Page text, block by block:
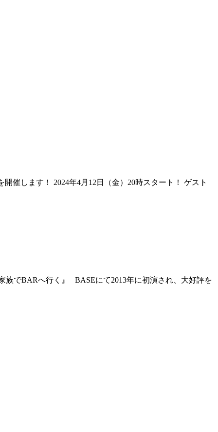
催します！ 2024年4月12日（金）20時スタート！ ゲスト
族でBARへ行く』 BASEにて2013年に初演され、大好評を